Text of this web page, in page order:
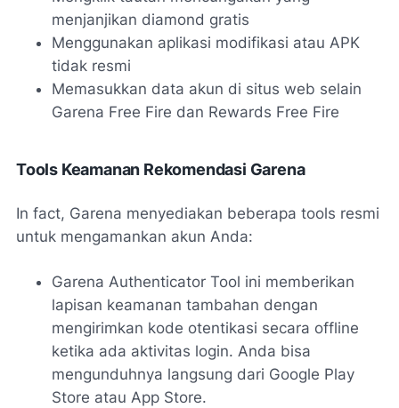
menjanjikan diamond gratis
Menggunakan aplikasi modifikasi atau APK
tidak resmi
Memasukkan data akun di situs web selain
Garena Free Fire dan Rewards Free Fire
Tools Keamanan Rekomendasi Garena
In fact, Garena menyediakan beberapa tools resmi
untuk mengamankan akun Anda:
Garena Authenticator Tool ini memberikan
lapisan keamanan tambahan dengan
mengirimkan kode otentikasi secara offline
ketika ada aktivitas login. Anda bisa
mengunduhnya langsung dari Google Play
Store atau App Store.